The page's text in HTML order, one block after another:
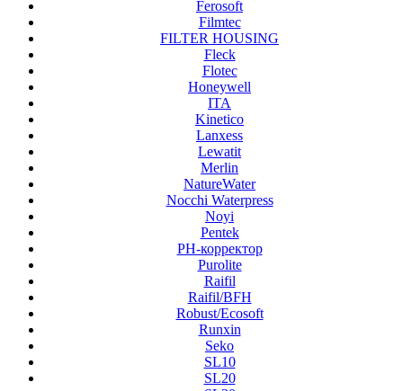
Ferosoft
Filmtec
FILTER HOUSING
Fleck
Flotec
Honeywell
ITA
Kinetico
Lanxess
Lewatit
Merlin
NatureWater
Nocchi Waterpress
Noyi
Pentek
PH-корректор
Purolite
Raifil
Raifil/BFH
Robust/Ecosoft
Runxin
Seko
SL10
SL20